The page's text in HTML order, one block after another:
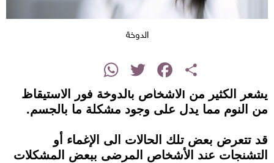
الدوخة
Share
Facebook
Twitter
WhatsApp
يشعر الكثير من الاشخاص بالدوخة فور الاستيقاظ
من النوم مما يدل على وجود مشكلة ما بالجسم.
قد تتعرض بعض تلك الحالات الى الإغماء أو
التشنجات عند الأشخاص المرضى ببعض المشكلات